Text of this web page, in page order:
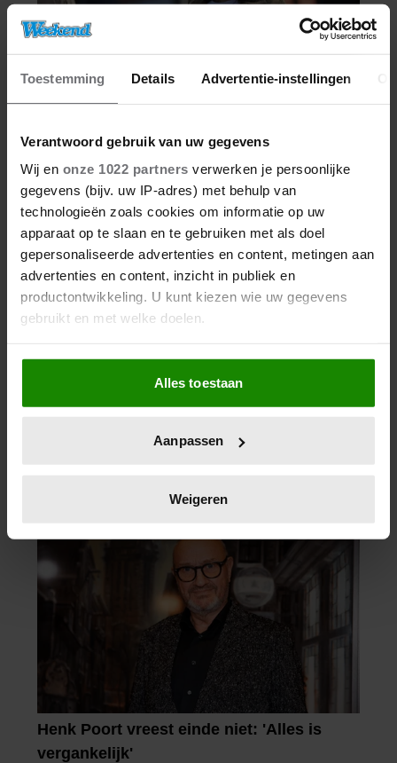
Toestemming Details Advertentie-instellingen
Verantwoord gebruik van uw gegevens
Wij en onze 1022 partners verwerken je persoonlijke
gegevens (bijv. uw IP-adres) met behulp van
technologieën zoals cookies om informatie op uw
apparaat op te slaan en te gebruiken met als doel
gepersonaliseerde advertenties en content, metingen aan
advertenties en content, inzicht in publiek en
productontwikkeling. U kunt kiezen wie uw gegevens
gebruikt en met welke doelen.
Als u het toestaat, willen we ook graag:
Informatie verzamelen over uw geografische
locatie, die tot een paar meter nauwkeurig kan zijn
scannen op specifieke eigenschappen (fingerprinting)
verwerkt en stel uw voorkeuren in het
intrekken in de Cookieverklaring.
We gebruiken cookies om content en advertenties te
personaliseren, om functies voor social media te bieden
en om ons websiteverkeer te analyseren. Ook delen we
informatie over uw gebruik van onze site met onze
partners voor social media, adverteren en analyse. Deze
partners kunnen deze gegevens combineren met andere
informatie die u aan ze heeft verstrekt of die ze hebben
verzameld op basis van uw gebruik van hun services. U
gaat akkoord met onze cookies als u onze website blijft
Alles toestaan
Aanpassen
Weigeren